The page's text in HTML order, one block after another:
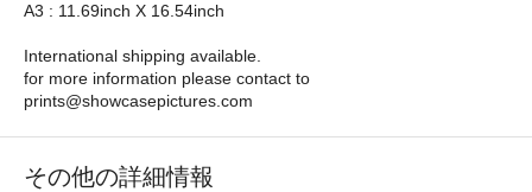
A3 : 11.69inch X 16.54inch
International shipping available.
for more information please contact to
prints@showcasepictures.com
その他の詳細情報